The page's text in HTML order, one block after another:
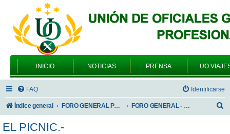
INICIO NOTICIAS PRENSA UO
FAQ Identificarse
Índice general FORO GENERAL PARA TODOS LOS USUARIOS FORO GENERAL - VARIEDADES
EL PICNIC.-